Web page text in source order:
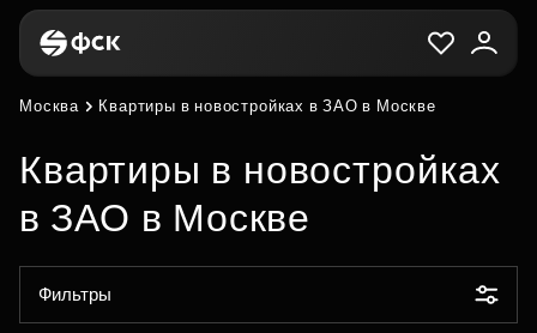
Москва Квартиры в новостройках в ЗАО в Москве
Квартиры в новостройках
в ЗАО в Москве
Фильтры